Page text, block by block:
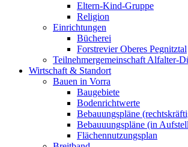
Eltern-Kind-Gruppe
Religion
Einrichtungen
Bücherei
Forstrevier Oberes Pegnitztal
Teilnehmergemeinschaft Alfalter-
Wirtschaft & Standort
Bauen in Vorra
Baugebiete
Bodenrichtwerte
Bebauungspläne
Bebauuungspläne (in
Flächennutzungsplan